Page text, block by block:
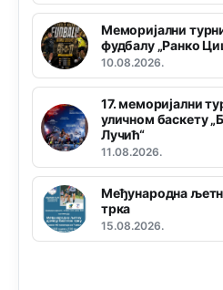
Меморијални
фудбалу „Ранко
10.08.2026.
17. меморијални
уличном баскету
Лучић“
11.08.2026.
Међународна
трка
15.08.2026.